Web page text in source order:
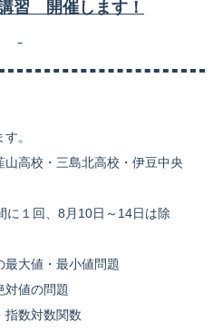
習 開催します！
。
高校・三島北高校・伊豆中央
１回、8月10日～14日は除
大値・最小値問題
の問題
対数関数